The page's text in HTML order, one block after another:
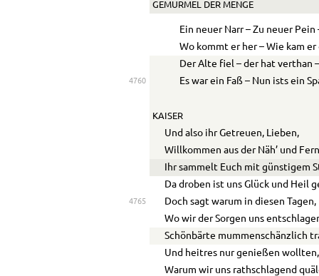
GEMURMEL DER MENGE
Ein neuer Narr – Zu neuer Pein
Wo kommt er her – Wie kam er
Der Alte fiel – der hat verthan
4760 Es war ein Faß – Nun ists ein
KAISER
Und also ihr Getreuen, Lieben,
Willkommen aus der Näh’ und
Ihr sammelt Euch mit günstigem
Da droben ist uns Glück und Heil
4765
Doch sagt warum in diesen Tagen,
Wo wir der Sorgen uns
Schönbärte mummenschänzlich
Und heitres nur genießen wollten,
Warum wir uns rathschlagend